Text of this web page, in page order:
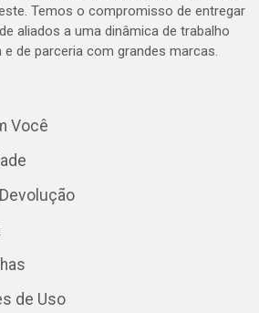
Temos o compromisso de entregar
aliados a uma dinâmica de trabalho
de parceria com grandes marcas.
Você
de Uso